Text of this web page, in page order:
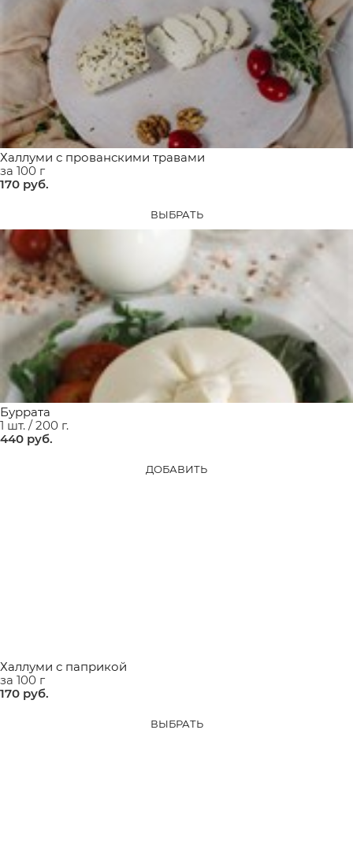
Халлуми с прованскими травами
за 100 г
170 руб.
ВЫБРАТЬ
Буррата
1 шт. / 200 г.
440 руб.
ДОБАВИТЬ
Халлуми с паприкой
за 100 г
170 руб.
ВЫБРАТЬ